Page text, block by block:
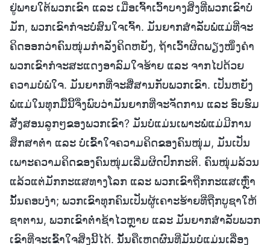
ຢູ່ພາຍໃຕ້ພວກເຂົາ ແລະ ເມື່ອເຈົ້າເວົ້າບາງສິ່ງທີ່ພວກເຂົາບໍ່
ມັກ, ພວກເຂົາກໍຈະບໍ່ສົນໃຈເຈົ້າ. ມັນຍາກສຳລັບພໍ່ແມ່ທີ່ຈະ
ຄິດອອກວ່າຄົນໜຸ່ມກຳລັງຄິດຫຍັງ, ຖ້າເວົ້າຜິດພຽງໜຶ່ງຄຳ
ພວກເຂົາກໍຈະສະແດງອາລົມໃຈຮ້າຍ ແລະ ຈາກໄປດ້ວຍ
ຄວາມບໍ່ພໍໃຈ. ມັນຍາກທີ່ຈະສື່ສານກັບພວກເຂົາ. ເປັນຫຍັງ
ພໍ່ແມ່ໃນທຸກມື້ນີ້ຈຶ່ງພົບວ່າມັນຍາກທີ່ຈະຈັດການ ແລະ ອົບຮົມ
ສັ່ງສອນລູກໆຂອງພວກເຂົາ? ມັນບໍ່ແມ່ນເພາະພໍ່ແມ່ມີການ
ສຶກສາຕໍ່າ ແລະ ບໍ່ເຂົ້າໃຈຄວາມຄິດຂອງຄົນໜຸ່ມ, ມັນເປັນ
ເພາະຄວາມຄິດຂອງຄົນໜຸ່ມເລີ່ມຜິດປົກກະຕິ. ຄົນໜຸ່ມລ້ວນ
ແລ້ວແຕ່ມັກກະແສທາງໂລກ ແລະ ພວກເຂົາຖືກກະແສເຫຼົ່າ
ນັ້ນຄອບງໍາ; ພວກເຂົາທຸກຄົນເປັນຜູ້ເຄາະຮ້າຍທີ່ຖືກບູຊາໃຫ້
ຊາຕານ, ພວກເຂົາຕໍ່າຊ້າໄວຫຼາຍ ແລະ ມັນຍາກສຳລັບພວກ
ເຂົາທີ່ຈະເຂົ້າໃຈສິ່ງນີ້ໄດ້. ນັ້ນຄືເຫດຜົນທີ່ມັນບໍ່ແມ່ນເລື່ອງ